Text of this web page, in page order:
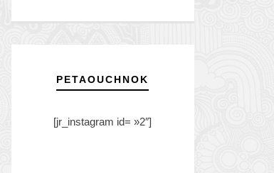
PETAOUCHNOK
[jr_instagram id= »2″]